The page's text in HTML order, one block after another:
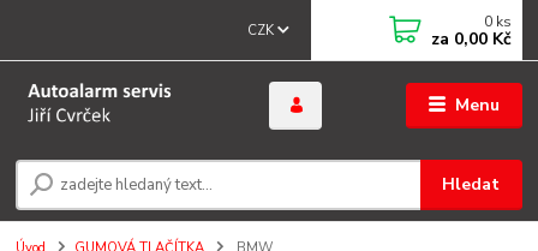
Menu
CZK
Hledat
0 ks
za 0,00 Kč